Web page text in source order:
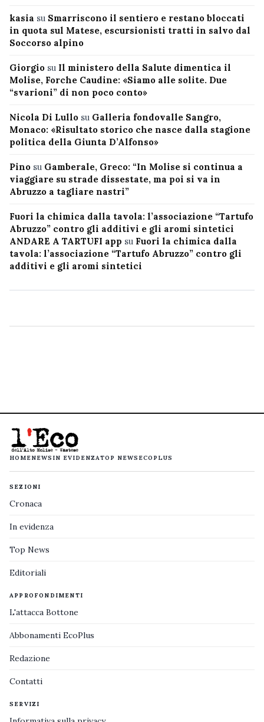
kasia su Smarriscono il sentiero e restano bloccati
in quota sul Matese, escursionisti tratti in salvo dal
Soccorso alpino
Giorgio su Il ministero della Salute dimentica il
Molise, Forche Caudine: «Siamo alle solite. Due
“svarioni” di non poco conto»
Nicola Di Lullo su Galleria fondovalle Sangro,
Monaco: «Risultato storico che nasce dalla stagione
politica della Giunta D’Alfonso»
Pino su Gamberale, Greco: “In Molise si continua a
viaggiare su strade dissestate, ma poi si va in
Abruzzo a tagliare nastri”
Fuori la chimica dalla tavola: l’associazione “Tartufo
Abruzzo” contro gli additivi e gli aromi sintetici
ANDARE A TARTUFI app su Fuori la chimica dalla
tavola: l’associazione “Tartufo Abruzzo” contro gli
additivi e gli aromi sintetici
HOMENEWS IN EVIDENZATOP NEWS ECOPLUS
SEZIONI
Cronaca
In evidenza
Top News
Editoriali
APPROFONDIMENTI
L'attacca Bottone
Abbonamenti EcoPlus
Redazione
Contatti
SERVIZI